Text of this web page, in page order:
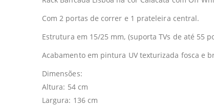
Com 2 portas de correr e 1 prateleira central.
Estrutura em 15/25 mm, (suporta TVs de até 55
Acabamento em pintura UV texturizada fosca e
Dimensões:
Altura: 54 cm
Largura: 136 cm